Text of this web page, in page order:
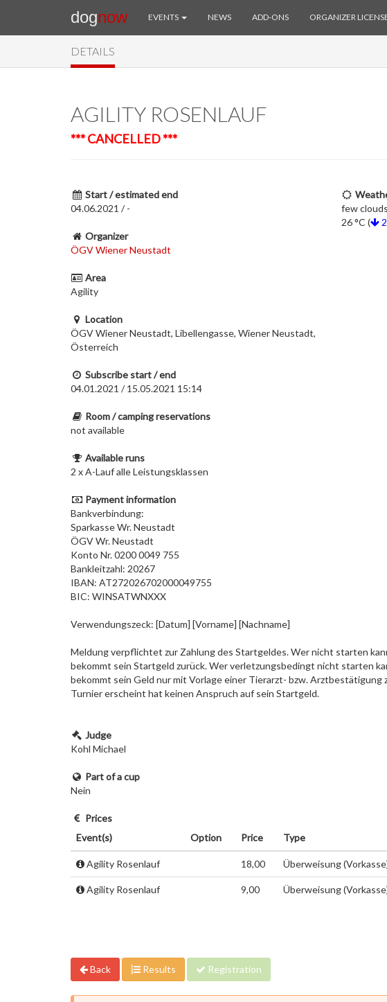
dognow EVENTS NEWS ADD-ONS ORGANIZER
DETAILS
AGILITY ROSENLAUF
*** CANCELLED ***
Start / estimated end
04.06.2021 / -
Organizer
ÖGV Wiener Neustadt
Area
Agility
Location
ÖGV Wiener Neustadt, Libellengasse, Wiener Neustadt,
Österreich
Subscribe start / end
04.01.2021 / 15.05.2021 15:14
Room / camping reservations
not available
Available runs
2 x A-Lauf alle Leistungsklassen
few clouds
26 °C (
Payment information
Bankverbindung:
Sparkasse Wr. Neustadt
ÖGV Wr. Neustadt
Konto Nr. 0200 0049 755
Bankleitzahl: 20267
IBAN: AT272026702000049755
BIC: WINSATWNXXX
Verwendungszeck: [Datum] [Vorname] [Nachname]
Meldung verpflichtet zur Zahlung des Startgeldes. Wer nicht starten
bekommt sein Startgeld zurück. Wer verletzungsbedingt nicht starten
bekommt sein Geld nur mit Vorlage einer Tierarzt- bzw. Arztbestätigung
Turnier erscheint hat keinen Anspruch auf sein Startgeld.
Judge
Kohl Michael
Part of a cup
Nein
Prices
Event(s)
Option Price Type
Agility Rosenlauf 18,00 Überweisung
Agility Rosenlauf 9,00 Überweisung
Back Results Registration